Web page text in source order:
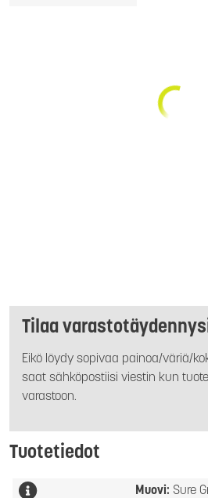
Tilaa
Eikö löydy sopivaa painoa/väriä/
saat sähköpostiisi viestin kun
varastoon.
Tuotetiedot
Muovi: Sure